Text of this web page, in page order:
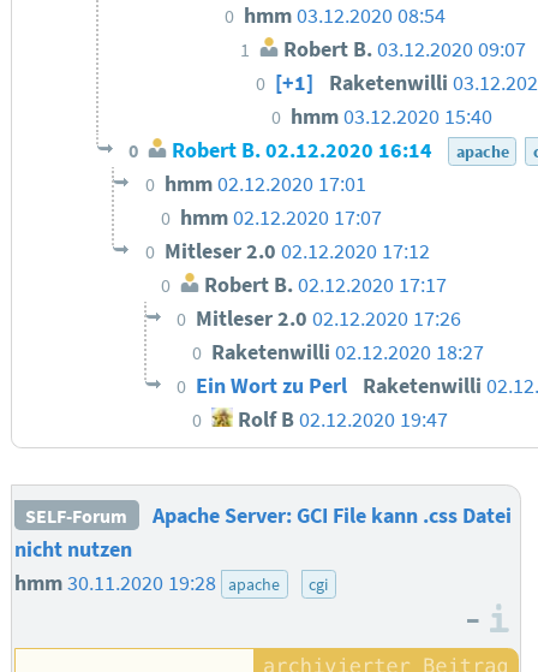
0 hmm03.12.2020 08:54
1 Robert B. 03.12.2020 09:07
0 [+1] Raketenwilli
0 hmm03.12.2020 15:40
0 Robert B.02.12.2020 16:14 apache
0 hmm02.12.2020 17:01
0 hmm02.12.2020 17:07
0 Mitleser 2.0 02.12.2020 17:12
0 Robert B. 02.12.2020 17:17
0 Mitleser 2.0 02.12.2020 17:26
0 Raketenwilli02.12.2020 18:27
0 Ein Wort zu Perl Raketenwilli
0 Rolf B02.12.2020 19:47
SELF-Forum
Apache Server: GCI File kann .css Datei
nicht nutzen
hmm30.11.2020 19:28 apache cgi
–